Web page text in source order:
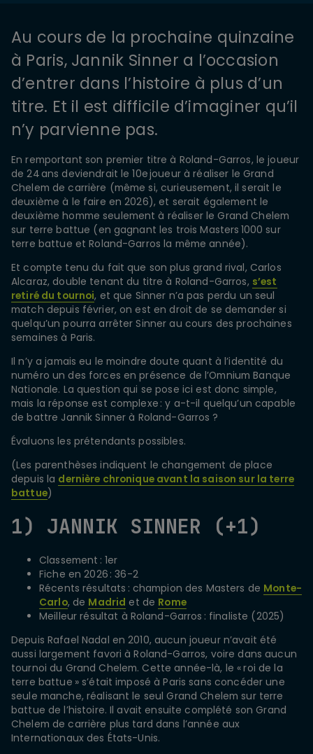
Au cours de la prochaine quinzaine
à Paris, Jannik Sinner a l’occasion
d’entrer dans l’histoire à plus d’un
titre. Et il est difficile d’imaginer qu’il
n’y parvienne pas.
En remportant son premier titre à Roland-Garros, le joueur
de 24 ans deviendrait le 10e joueur à réaliser le Grand
Chelem de carrière (même si, curieusement, il serait le
deuxième à le faire en 2026), et serait également le
deuxième homme seulement à réaliser le Grand Chelem
sur terre battue (en gagnant les trois Masters 1000 sur
terre battue et Roland-Garros la même année).
Et compte tenu du fait que son plus grand rival, Carlos
Alcaraz, double tenant du titre à Roland-Garros, s’est
retiré du tournoi, et que Sinner n’a pas perdu un seul
match depuis février, on est en droit de se demander si
quelqu’un pourra arrêter Sinner au cours des prochaines
semaines à Paris.
Il n’y a jamais eu le moindre doute quant à l’identité du
numéro un des forces en présence de l’Omnium Banque
Nationale. La question qui se pose ici est donc simple,
mais la réponse est complexe : y a-t-il quelqu’un capable
de battre Jannik Sinner à Roland-Garros ?
Évaluons les prétendants possibles.
(Les parenthèses indiquent le changement de place
depuis la dernière chronique avant la saison sur la terre
battue)
1) JANNIK SINNER (+1)
Classement : 1er
Fiche en 2026 : 36-2
Récents résultats : champion des Masters de Monte-
Carlo, de Madrid et de Rome
Meilleur résultat à Roland-Garros : finaliste (2025)
Depuis Rafael Nadal en 2010, aucun joueur n’avait été
aussi largement favori à Roland-Garros, voire dans aucun
tournoi du Grand Chelem. Cette année-là, le « roi de la
terre battue » s’était imposé à Paris sans concéder une
seule manche, réalisant le seul Grand Chelem sur terre
battue de l’histoire. Il avait ensuite complété son Grand
Chelem de carrière plus tard dans l’année aux
Internationaux des États-Unis.